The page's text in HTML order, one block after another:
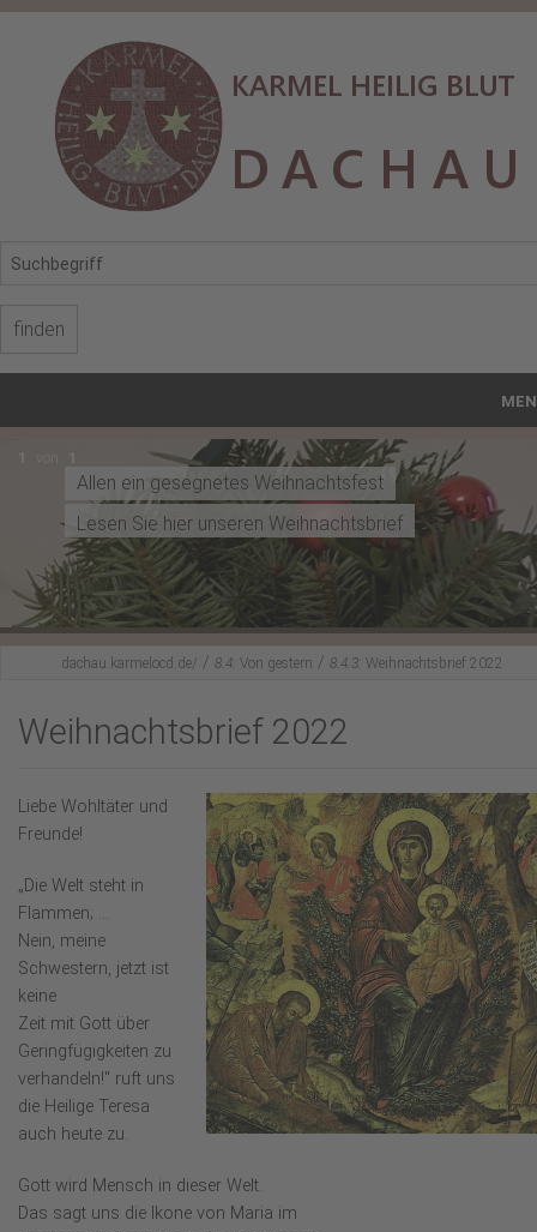
Start
Karmel Hl. Blut
Karmel-Spiritualität
Fürbittgebet
Mitbeten
Lesenswertes
Aktuelles
Allen ein gesegnetes Weihnachtsfest
Lesen Sie hier unseren Weihnachtsbrief
1 1
dachau.karmelocd.de/ / 8.4: Von gestern / 8.4.3: Weihnachtsbrief 2022
Weihnachtsbrief 2022
Liebe Wohltäter und
Freunde!
„Die Welt steht in
Flammen; ...
Nein, meine
Schwestern, jetzt ist
keine
Zeit mit Gott über
Geringfügigkeiten zu
verhandeln!" ruft uns
die Heilige Teresa
auch heute zu.
Gott wird Mensch in dieser Welt.
Das sagt uns die Ikone von Maria im